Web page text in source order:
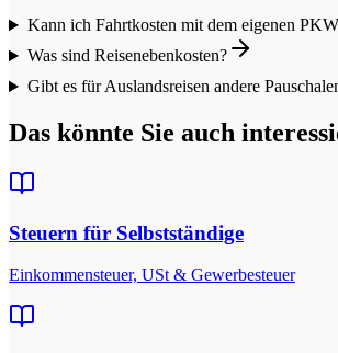
Kann ich Fahrtkosten mit dem eigenen
Was sind Reisenebenkosten?
Gibt es für Auslandsreisen andere
Das könnte Sie auch
Steuern für Selbstständige
Einkommensteuer, USt & Gewerbesteuer